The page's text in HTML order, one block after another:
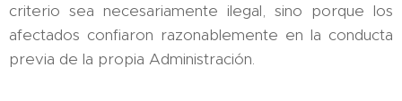
criterio sea necesariamente ilegal, sino porque los
afectados confiaron razonablemente en la conducta
previa de la propia Administración.